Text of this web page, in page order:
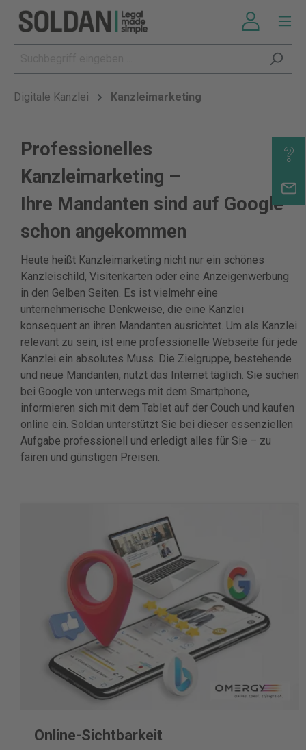
Digitale Kanzlei Kanzleimarketing
Professionelles
Kanzleimarketing –
Ihre Mandanten sind auf Google
schon angekommen
Heute heißt Kanzleimarketing nicht nur ein schönes
Kanzleischild, Visitenkarten oder eine Anzeigenwerbung
in den Gelben Seiten. Es ist vielmehr eine
unternehmerische Denkweise, die eine Kanzlei
konsequent an ihren Mandanten ausrichtet. Um als Kanzlei
relevant zu sein, ist eine professionelle Webseite für jede
Kanzlei ein absolutes Muss. Die Zielgruppe, bestehende
und neue Mandanten, nutzt das Internet täglich. Sie suchen
bei Google von unterwegs mit dem Smartphone,
informieren sich mit dem Tablet auf der Couch und kaufen
online ein. Soldan unterstützt Sie bei dieser essenziellen
Aufgabe professionell und erledigt alles für Sie – zu
fairen und günstigen Preisen.
Online-Sichtbarkeit